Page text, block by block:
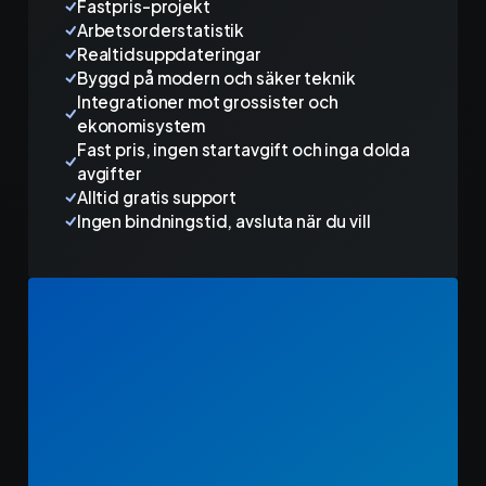
Fastpris-projekt
Arbetsorderstatistik
Realtidsuppdateringar
Byggd på modern och säker teknik
Integrationer mot grossister och
ekonomisystem
Fast pris, ingen startavgift och inga dolda
avgifter
Alltid gratis support
Ingen bindningstid, avsluta när du vill